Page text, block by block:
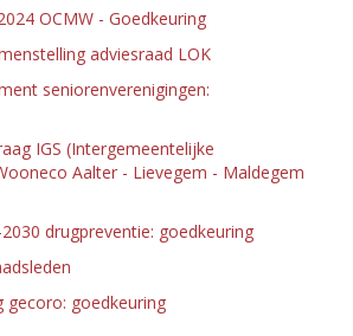
OCMW - Goedkeuring
adviesraad LOK
seniorenverenigingen:
IGS (Intergemeentelijke
Aalter - Lievegem - Maldegem
drugpreventie: goedkeuring
gecoro: goedkeuring